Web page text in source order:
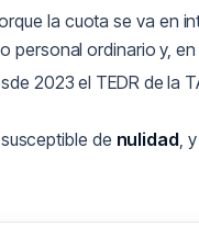
la cuota se va en
personal ordinario y,
2023 el TEDR de la
de nulidad,